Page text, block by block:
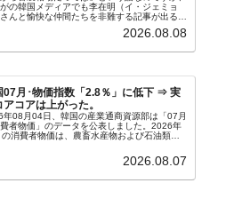
の韓国メディアでも李在明（イ・ジェミョ
んと愉快な仲間たちを非難する記事が出るよ
鮮日報』に面白い記事が出ています。「東西南
2026.08.08
07月･物価指数「2.8％」に低下 ⇒ 実
アコアは上がった。
年08月04日、韓国の産業通商資源部は「07月
者物価」のデータを公表しました。2026年
消費者物価は、農畜水産物および石油類の
上昇（06月は3.2％）となり、上昇率は前...
2026.08.07